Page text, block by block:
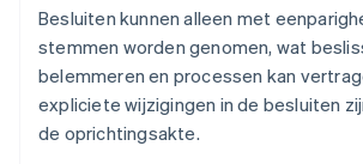
Besluiten kunnen alleen met
stemmen worden genomen, wat
belemmeren en processen kan
expliciete wijzigingen in de besluiten
de oprichtingsakte.